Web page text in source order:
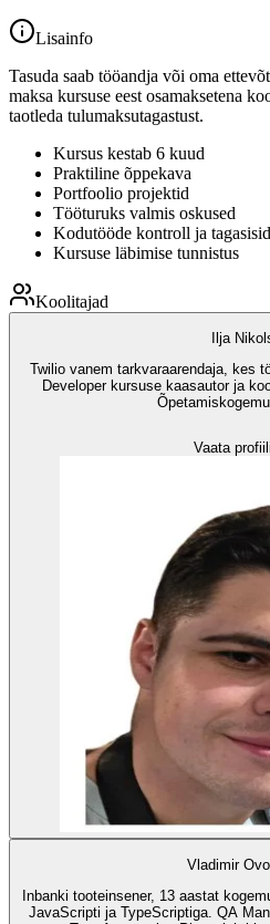
Lisainfo
Tasuda saab tööandja või oma
maksa kursuse eest osamaksetena
taotleda tulumaksutagastust.
Kursus kestab 6 kuud
Praktiline õppekava
Portfoolio projektid
Tööturuks valmis oskused
Kodutööde kontroll ja
Kursuse läbimise tunnistus
Koolitajad
Ilja
Twilio vanem tarkvaraarendaja, kes
Developer kursuse kaasautor ja
Vaata profiili
Vladimir
Inbanki tooteinsener, 13 aastat
JavaScripti ja TypeScriptiga. QA